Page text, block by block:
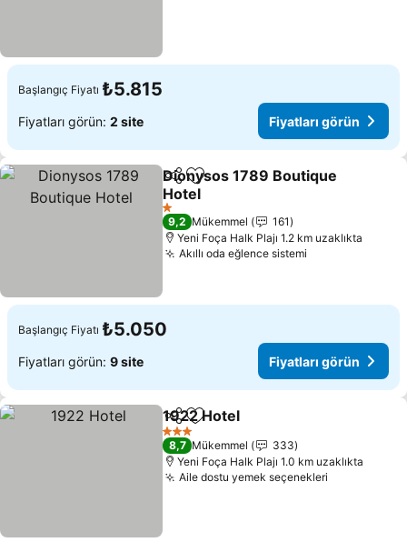
Başlangıç Fiyatı ₺5.815
Fiyatları görün: 2 site Fiyatları görün
PaylaşFavorilerime ekle
Dionysos 1789 Boutique
Hotel
Fiyatları görün
1 Yıldız
9,2 Mükemmel
161
Yeni Foça Halk Plajı 1.2 km uzaklıkta
Akıllı oda eğlence sistemi
Başlangıç Fiyatı ₺5.050
Fiyatları görün: 9 site Fiyatları görün
PaylaşFavorilerime ekle
1922 Hotel
3 Yıldız
8,7 Mükemmel
333
Yeni Foça Halk Plajı 1.0 km uzaklıkta
Aile dostu yemek seçenekleri